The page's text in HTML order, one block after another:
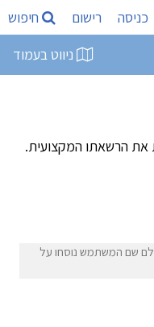
כניסה רישום חיפוש
ניווט בעמוד
את הרשאתו המקצועית.
שם המשתמש נוסחו על